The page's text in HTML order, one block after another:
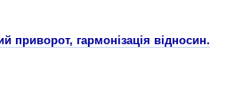
приворот, гармонізація відносин.